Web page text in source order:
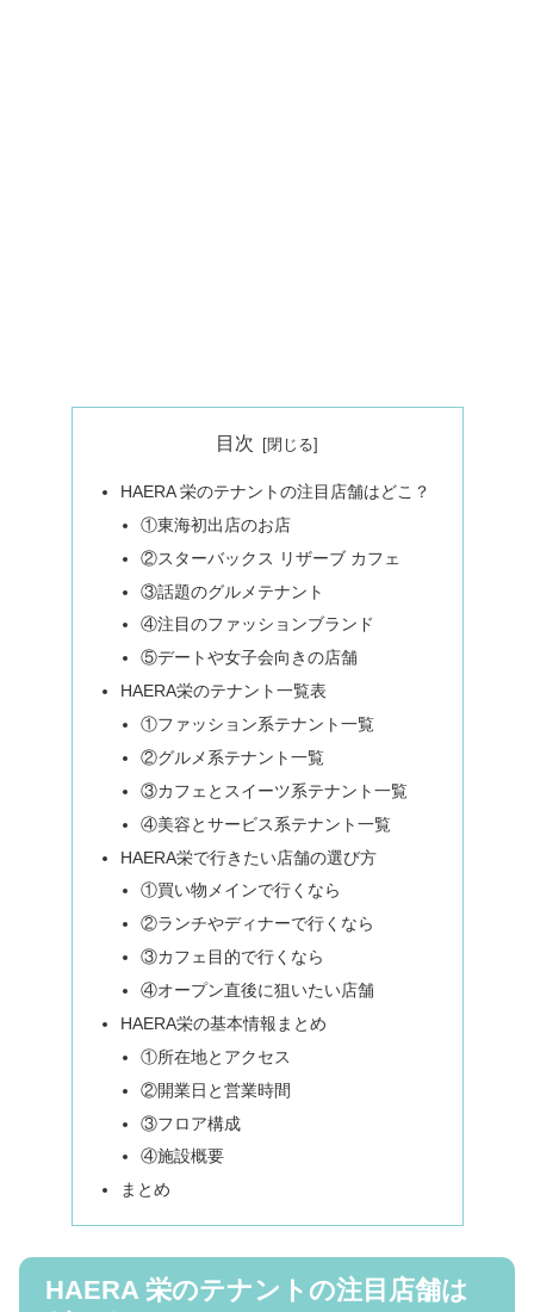
目次
HAERA 栄のテナントの注目店舗はどこ？
①東海初出店のお店
②スターバックス リザーブ カフェ
③話題のグルメテナント
④注目のファッションブランド
⑤デートや女子会向きの店舗
HAERA栄のテナント一覧表
①ファッション系テナント一覧
②グルメ系テナント一覧
③カフェとスイーツ系テナント一覧
④美容とサービス系テナント一覧
HAERA栄で行きたい店舗の選び方
①買い物メインで行くなら
②ランチやディナーで行くなら
③カフェ目的で行くなら
④オープン直後に狙いたい店舗
HAERA栄の基本情報まとめ
①所在地とアクセス
②開業日と営業時間
③フロア構成
④施設概要
まとめ
HAERA 栄のテナントの注目店舗は